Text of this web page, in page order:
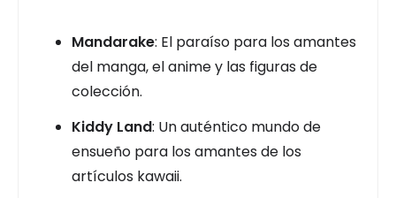
Mandarake: El paraíso para los amantes
del manga, el anime y las figuras de
colección.
Kiddy Land: Un auténtico mundo de
ensueño para los amantes de los
artículos kawaii.